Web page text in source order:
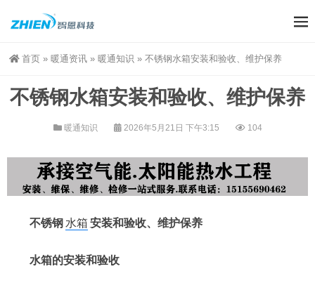
首页 » 暖通资讯 » 暖通知识 » 不锈钢水箱安装和验收、维护保养
不锈钢水箱安装和验收、维护保养
暖通知识 2026年5月21日 下午3:15 104
不锈钢 水箱 安装和验收、维护保养
水箱的安装和验收